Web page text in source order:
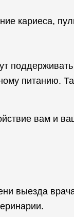
кариеса,
питанию.
вам и
выезда